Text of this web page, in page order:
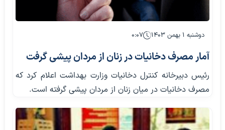
دوشنبه ۱ بهمن ۱۴۰۳ ۰:۰۷
آمار مصرف دخانیات در زنان از مردان پیشی گرفت
رئیس دبیرخانه کنترل دخانیات وزارت بهداشت اعلام کرد که
مصرف دخانیات در میان زنان از مردان پیشی گرفته است.